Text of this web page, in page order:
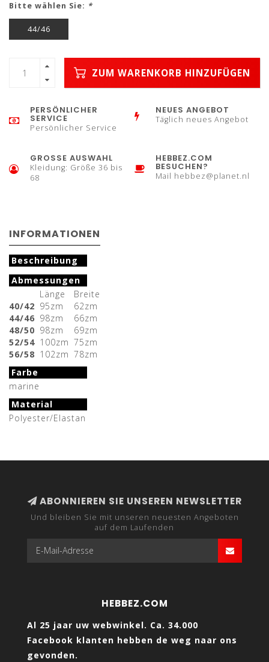
Bitte wählen Sie: *
44/46
ZUM WARENKORB HINZUFÜGEN
PERSÖNLICHER
SERVICE
Persönlicher Service
NEUES ANGEBOT
Täglich neues Angebot
GROSSE AUSWAHL
Kleidung: Größe 36 bis
68
HEBBEZ.COM
BESUCHEN?
Mail hebbez@planet.nl
INFORMATIONEN
Beschreibung
Abmessungen
Länge
Breite
40/42 95zm
62zm
44/46 98zm
66zm
48/50 98zm
69zm
52/54 100zm 75zm
56/58 102zm 78zm
Farbe
marine
Material
Polyester/Elastan
ABONNIEREN SIE UNSEREN NEWSLETTER
Und bleiben Sie mit unseren neuesten Angeboten
auf dem Laufenden
HEBBEZ.COM
Al 25 jaar uw webwinkel. Ca. 34.000
Facebook klanten hebben de weg naar ons
gevonden.